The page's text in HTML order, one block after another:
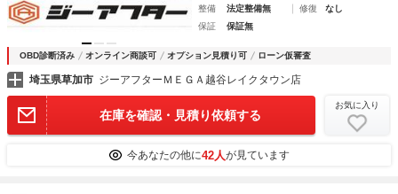
整備
法定整備無 修復
なし
保証
保証無
OBD診断済み オンライン商談可 オプション見積り可 ローン仮審査
埼玉県草加市 ジーアフターＭＥＧＡ越谷レイクタウン店
在庫を確認・見積り依頼する
お気に入り
今あなたの他に42人が見ています